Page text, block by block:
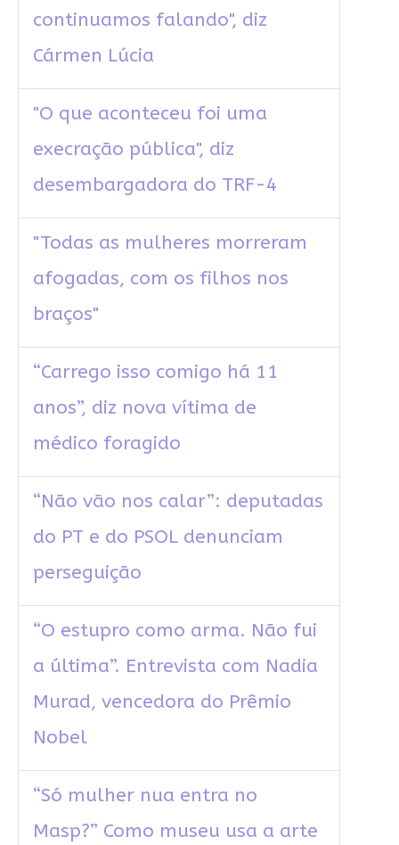
continuamos falando", diz
Cármen Lúcia
"O que aconteceu foi uma
execração pública", diz
desembargadora do TRF-4
"Todas as mulheres morreram
afogadas, com os filhos nos
braços"
“Carrego isso comigo há 11
anos”, diz nova vítima de
médico foragido
“Não vão nos calar”: deputadas
do PT e do PSOL denunciam
perseguição
“O estupro como arma. Não fui
a última”. Entrevista com Nadia
Murad, vencedora do Prêmio
Nobel
“Só mulher nua entra no
Masp?” Como museu usa a arte